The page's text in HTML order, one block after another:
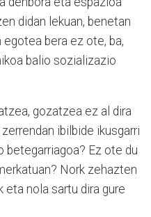
didan lekuan, benetan
bera ez ote, ba,
balio sozializazio
gozatzea ez al dira
ibilbide ikusgarri
betegarriagoa? Ez ote du
Nork zehazten
eta nola sartu dira gure